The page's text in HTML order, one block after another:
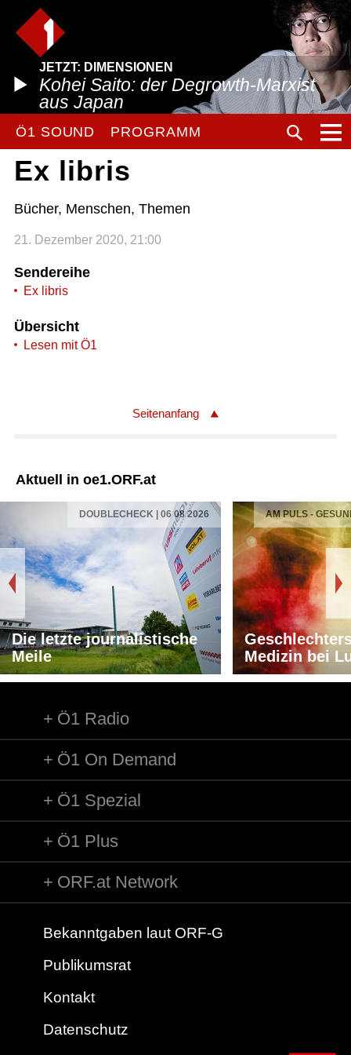
JETZT: DIMENSIONEN
Kohei Saito: der Degrowth-Marxist
aus Japan
Ö1 SOUND PROGRAMM
Ex libris
Bücher, Menschen, Themen
21. Dezember 2020, 21:00
Sendereihe
Ex libris
Übersicht
Lesen mit Ö1
Seitenanfang
Aktuell in oe1.ORF.at
DOUBLECHECK | 06 08 2026
Die letzte journalistische
Meile
AM PULS -
Medizin bei
Ö1 Radio
Ö1 On Demand
Ö1 Spezial
Ö1 Plus
ORF.at Network
Bekanntgaben laut ORF-G
Publikumsrat
Kontakt
Datenschutz